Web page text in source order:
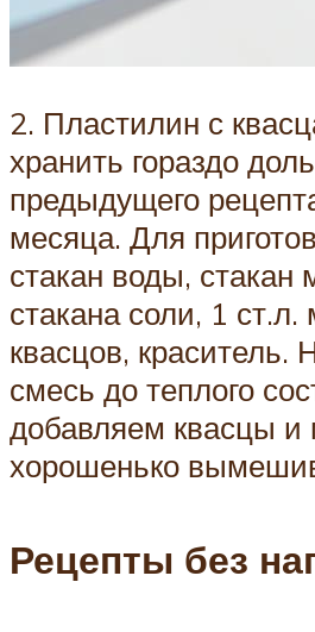
2. Пластилин с
хранить гораздо
предыдущего
месяца. Для
стакан воды, стакан
стакана соли, 1 ст.л.
квасцов, краситель.
смесь до теплого
добавляем квасцы и
хорошенько
Рецепты без